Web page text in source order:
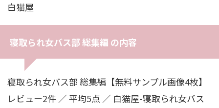
白猫屋
寝取られ女バス部 総集編 の内容
寝取られ女バス部 総集編【無料サンプル画像4枚】
レビュー2件 ／ 平均5点 ／ 白猫屋-寝取られ女バス